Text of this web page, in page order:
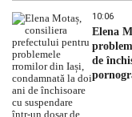
10:06
Elena
de